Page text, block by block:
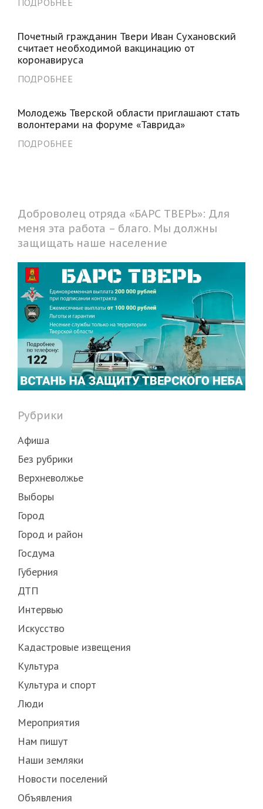
Почетный гражданин Твери Иван Сухановский
считает необходимой вакцинацию от
коронавируса
ПОДРОБНЕЕ
Молодежь Тверской области приглашают стать
волонтерами на форуме «Таврида»
ПОДРОБНЕЕ
Доброволец отряда «БАРС ТВЕРЬ»: Для
меня эта работа – благо. Мы должны
защищать наше население
Рубрики
Афиша
Без рубрики
Верхневолжье
Выборы
Город
Город и район
Госдума
Губерния
ДТП
Интервью
Искусство
Кадастровые извещения
Культура
Культура и спорт
Люди
Мероприятия
Нам пишут
Наши земляки
Новости поселений
Объявления